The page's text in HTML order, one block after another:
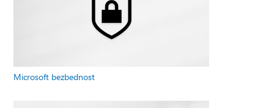
Microsoft bezbednost